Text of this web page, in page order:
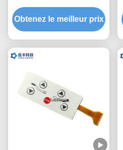
membrane de FPC
imprimant le commutateur
de clavier numérique
Obtenez le meilleur prix